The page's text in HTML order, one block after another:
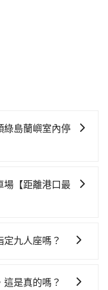
綠島蘭嶼室內停
），最重要的是你
隨借的iRent應該是
港口最近】到墾丁
估進去，但額外的
場【距離港口最
可考慮打電話至附
專車服務可再更便
九人座嗎？
、福特Ford、福斯
是真的嗎？